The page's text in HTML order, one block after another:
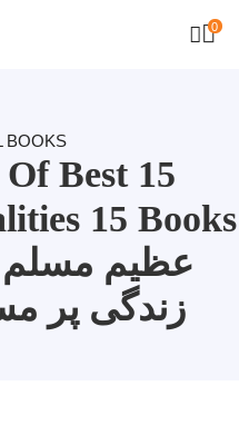
0
BOOKS
Best 15
15 Books
عظیم
زندگی پر مستند 15